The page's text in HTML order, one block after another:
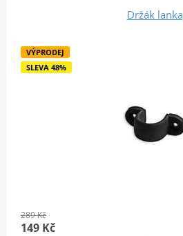
Držák lanka
VÝPRODEJ
SLEVA 48%
289 Kč
149 Kč